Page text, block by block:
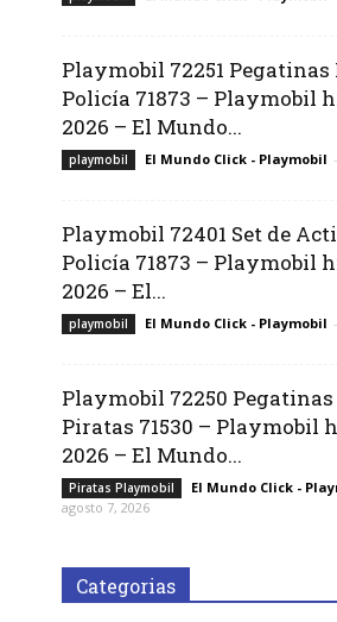
Playmobil 72251 Pegatinas
Policía 71873 – Playmobil
2026 – El Mundo...
playmobil El Mundo Click - Playmobil -
Playmobil 72401 Set de
Policía 71873 – Playmobil
2026 – El...
playmobil El Mundo Click - Playmobil -
Playmobil 72250
Piratas 71530 – Playmobil
2026 – El Mundo...
Piratas Playmobil El Mundo Click -
agosto 7, 2026
Categorias